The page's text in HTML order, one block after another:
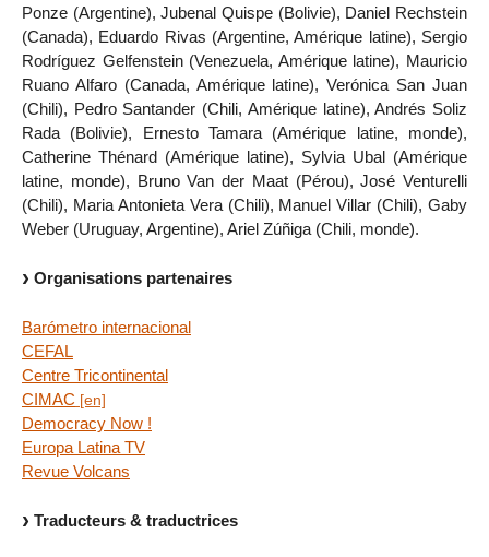
Ponze (Argentine), Jubenal Quispe (Bolivie), Daniel Rechstein
(Canada), Eduardo Rivas (Argentine, Amérique latine), Sergio
Rodríguez Gelfenstein (Venezuela, Amérique latine), Mauricio
Ruano Alfaro (Canada, Amérique latine), Verónica San Juan
(Chili), Pedro Santander (Chili, Amérique latine), Andrés Soliz
Rada (Bolivie), Ernesto Tamara (Amérique latine, monde),
Catherine Thénard (Amérique latine), Sylvia Ubal (Amérique
latine, monde), Bruno Van der Maat (Pérou), José Venturelli
(Chili), Maria Antonieta Vera (Chili), Manuel Villar (Chili), Gaby
Weber (Uruguay, Argentine), Ariel Zúñiga (Chili, monde).
Organisations partenaires
Barómetro internacional
CEFAL
Centre Tricontinental
CIMAC
Democracy Now !
Europa Latina TV
Revue Volcans
Traducteurs & traductrices